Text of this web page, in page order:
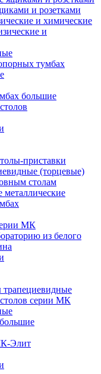
и розетками
и химические
и
тумбах
большие
приставки
(торцевые)
столам
МК
из белого
серии МК
Элит